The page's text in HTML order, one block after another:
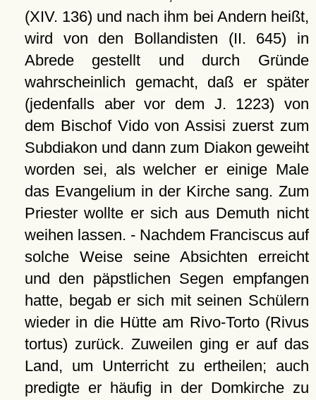
(XIV. 136) und nach ihm bei Andern heißt,
wird von den Bollandisten (II. 645) in
Abrede gestellt und durch Gründe
wahrscheinlich gemacht, daß er später
(jedenfalls aber vor dem J. 1223) von
dem Bischof Vido von Assisi zuerst zum
Subdiakon und dann zum Diakon geweiht
worden sei, als welcher er einige Male
das Evangelium in der Kirche sang. Zum
Priester wollte er sich aus Demuth nicht
weihen lassen. - Nachdem Franciscus auf
solche Weise seine Absichten erreicht
und den päpstlichen Segen empfangen
hatte, begab er sich mit seinen Schülern
wieder in die Hütte am Rivo-Torto (Rivus
tortus) zurück. Zuweilen ging er auf das
Land, um Unterricht zu ertheilen; auch
predigte er häufig in der Domkirche zu